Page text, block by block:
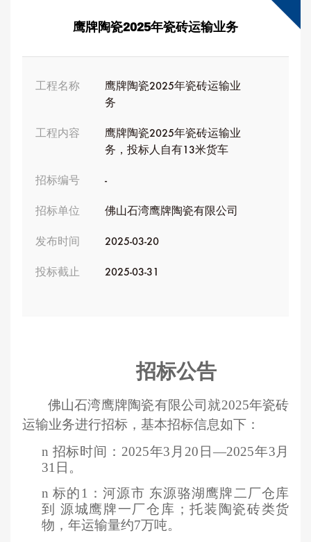
鹰牌陶瓷2025年瓷砖运输业务
工程名称
鹰牌陶瓷2025年瓷砖运输业
务
工程内容
鹰牌陶瓷2025年瓷砖运输业
务，投标人自有13米货车
招标编号 -
招标单位 佛山石湾鹰牌陶瓷有限公司
发布时间 2025-03-20
投标截止 2025-03-31
招标公告
佛山石湾鹰牌陶瓷有限公司就2025年瓷砖
运输业务进行招标，基本招标信息如下：
n 招标时间： 2025年3 月20 日 —2025年3月
31 日。
n 标的1：河源市 东源骆湖鹰牌二厂仓库
到 源城鹰牌一厂仓库；托装陶瓷砖类货
物，年运输量约7万吨。